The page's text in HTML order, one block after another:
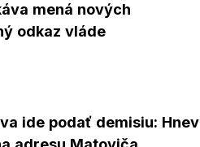
mená nových
odkaz vláde
ide podať demisiu: Hnev